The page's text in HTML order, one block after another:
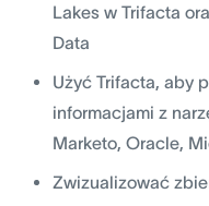
Lakes w Trifacta
Data
Użyć Trifacta, aby
informacjami z
Marketo, Oracle,
Zwizualizować